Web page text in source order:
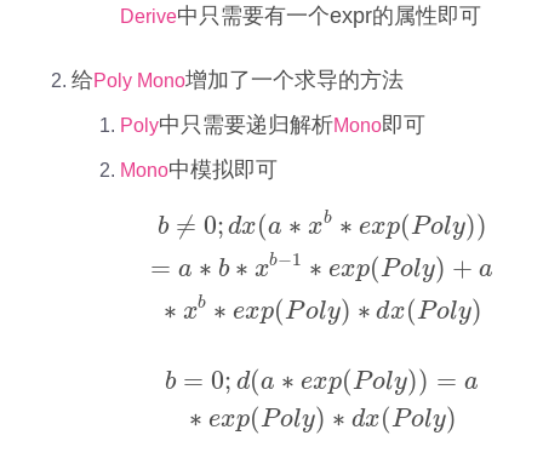
Derive中只需要有一个expr的属性即可
给Poly Mono增加了一个求导的方法
Poly中只需要递归解析Mono即可
Mono中模拟即可
b ≠ 0; dx(a ∗ xb ∗ exp(Poly))
= a ∗ b ∗ xb−1 ∗ exp(Poly) + a
∗ xb ∗ exp(Poly) ∗ dx(Poly)
b = 0; d(a ∗ exp(Poly)) = a
∗ exp(Poly) ∗ dx(Poly)
≠0;d x( a∗xb∗ exp(P o ly))=a ∗b∗x